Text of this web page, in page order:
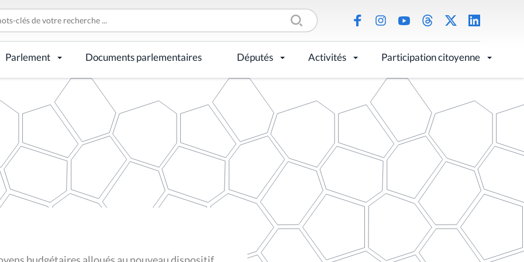
Parlement Documents parlementaires Députés Activités Participation citoyenne
budgétaires alloués au nouveau dispositif